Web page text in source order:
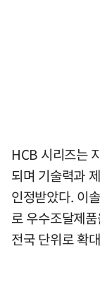
HCB 시리즈는
되며 기술력과
인정받았다. 이
로 우수조달제
전국 단위로 확